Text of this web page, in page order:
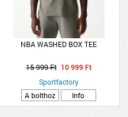
NBA WASHED BOX TEE
15 999 Ft 10 999 Ft
Sportfactory
A bolthoz
Info